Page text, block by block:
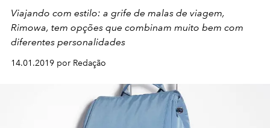
Viajando com estilo: a grife de malas de viagem,
Rimowa, tem opções que combinam muito bem com
diferentes personalidades
14.01.2019 por Redação